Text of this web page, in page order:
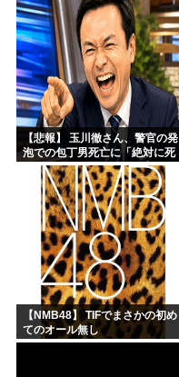
【悲報】 玉川徹さん、警官の発
泡での包丁男死亡に「絶対に死
刑にならない罪なのに警察が死
刑にした！」 → 元警官のマジレ
スがコチラ → ………
【NMB48】 TIFでまさかの初め
てのオール無し